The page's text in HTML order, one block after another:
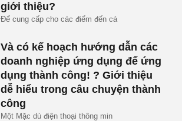
giới thiệu?
Để cung cấp cho các điểm đến cá
Và có kế hoạch hướng dẫn các
doanh nghiệp ứng dụng để ứng
dụng thành công! ? Giới thiệu
dễ hiểu trong câu chuyện thành
công
Một Mặc dù điện thoại thông min